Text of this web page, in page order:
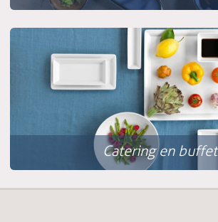
Catering en buffet